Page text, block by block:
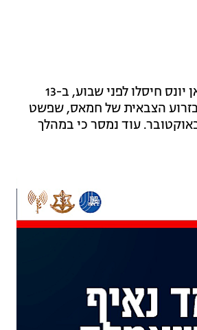
הבוקר נמסר מדובר צה"ל כי כוחות צוות הקרב של חטיבת כפיר בדרום ח'אן יונס חיסלו לפני שבוע, ב-13
בזרוע הצבאית של חמאס, שפשט
הארץ ולקח חלק בניסיון הפשיטה למוצב מארס בטבח הרצחני ב-7 באוקטובר. עוד נמסר כי במהלך